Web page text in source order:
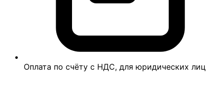
Оплата по счёту с НДС, для юридических лиц